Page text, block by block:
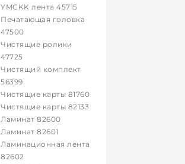
YMCKK лента 45715
Печатающая головка
47500
Чистящие ролики
47725
Чистящий комплект
56399
Чистящие карты 81760
Чистящие карты 82133
Ламинат 82600
Ламинат 82601
Ламинационная лента
82602